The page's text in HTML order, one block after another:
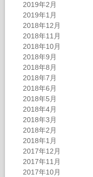
2019年2月
2019年1月
2018年12月
2018年11月
2018年10月
2018年9月
2018年8月
2018年7月
2018年6月
2018年5月
2018年4月
2018年3月
2018年2月
2018年1月
2017年12月
2017年11月
2017年10月